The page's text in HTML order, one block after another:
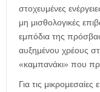
στοχευμένες
μη μισθολογικές
εμπόδια της
αυξημένου χρέους
«καμπανάκι» που
Για τις μικρομεσαίες